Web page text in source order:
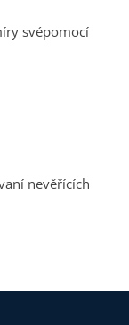
svépomocí
nevěřících